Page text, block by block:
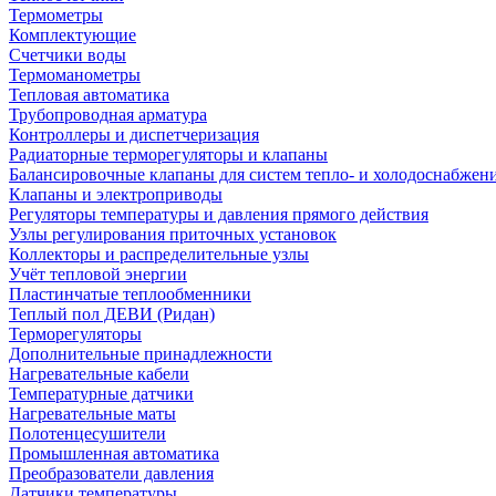
Термометры
Комплектующие
Счетчики воды
Термоманометры
Тепловая автоматика
Трубопроводная арматура
Контроллеры и диспетчеризация
Радиаторные терморегуляторы и клапаны
Балансировочные клапаны для систем тепло- и
Клапаны и электроприводы
Регуляторы температуры и давления прямого действия
Узлы регулирования приточных установок
Коллекторы и распределительные узлы
Учёт тепловой энергии
Пластинчатые теплообменники
Теплый пол ДЕВИ (Ридан)
Терморегуляторы
Дополнительные принадлежности
Нагревательные кабели
Температурные датчики
Нагревательные маты
Полотенцесушители
Промышленная автоматика
Преобразователи давления